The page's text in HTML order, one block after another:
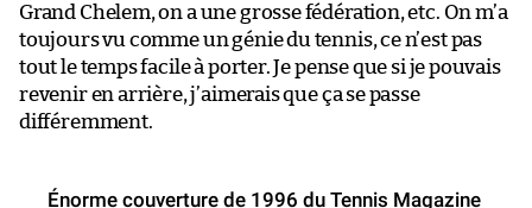
Grand Chelem, on a une grosse fédération, etc. On m’a
toujours vu comme un génie du tennis, ce n’est pas
tout le temps facile à porter. Je pense que si je pouvais
revenir en arrière, j’aimerais que ça se passe
différemment.
Énorme couverture de 1996 du Tennis Magazine